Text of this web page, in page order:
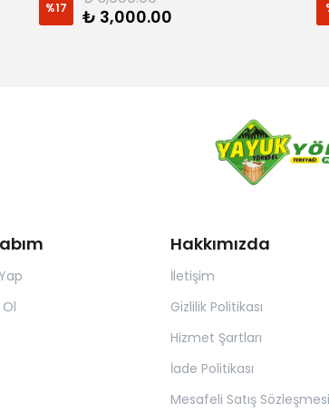
%17 ₺ 3,000.00
Ol
Hakkımızda
İletişim
Gizlilik Politikası
Hizmet Şartları
İade Politikası
Mesafeli Satış Sözleşmesi